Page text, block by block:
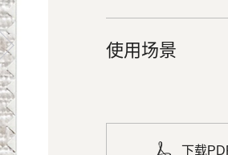
使用场景
下载